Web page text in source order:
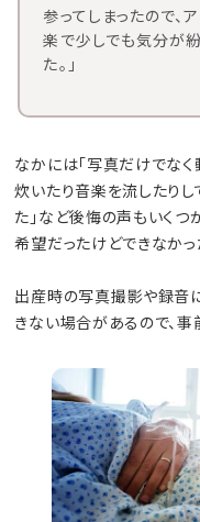
参ってしまったので、
楽で少しでも気分が
た。」
なかには「写真だけでなく
炊いたり音楽を流したりし
た」など後悔の声もいくつ
希望だったけどできなかっ
出産時の写真撮影や録音
きない場合があるので、事